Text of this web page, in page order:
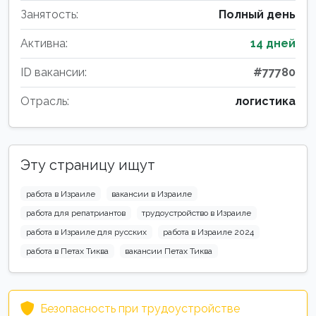
Занятость: Полный день
Активна: 14 дней
ID вакансии: #77780
Отрасль: логистика
Эту страницу ищут
работа в Израиле
вакансии в Израиле
работа для репатриантов
трудоустройство в Израиле
работа в Израиле для русских
работа в Израиле 2024
работа в Петах Тиква
вакансии Петах Тиква
Безопасность при трудоустройстве